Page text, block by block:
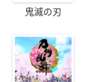
鬼滅の刃